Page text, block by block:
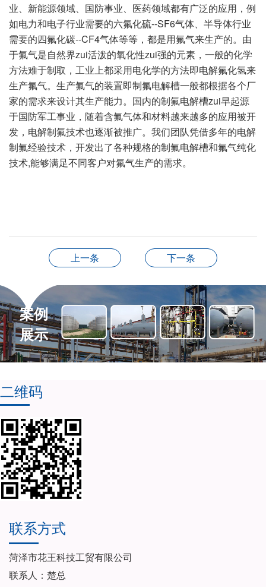
业、新能源领域、国防事业、医药领域都有广泛的应用，例
如电力和电子行业需要的六氟化硫--SF6气体、半导体行业
需要的四氟化碳--CF4气体等等，都是用氟气来生产的。由
于氟气是自然界zui活泼的氧化性zui强的元素，一般的化学
方法难于制取，工业上都采用电化学的方法即电解氟化氢来
生产氟气。生产氟气的装置即制氟电解槽一般都根据各个厂
家的需求来设计其生产能力。国内的制氟电解槽zui早起源
于国防军工事业，随着含氟气体和材料越来越多的应用被开
发，电解制氟技术也逐渐被推广。我们团队凭借多年的电解
制氟经验技术，开发出了各种规格的制氟电解槽和氟气纯化
技术,能够满足不同客户对氟气生产的需求。
上一条 下一条
案例
展示
二维码
联系方式
菏泽市花王科技工贸有限公司
联系人：楚总